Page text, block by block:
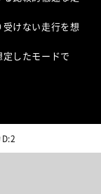
けない走行を想
したモードで
D:2